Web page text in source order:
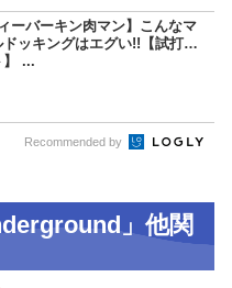
ィーバーキン肉マン】こんなマ
ドッキングはエグい!!【試打レ
】 ...
Recommended by
」他関